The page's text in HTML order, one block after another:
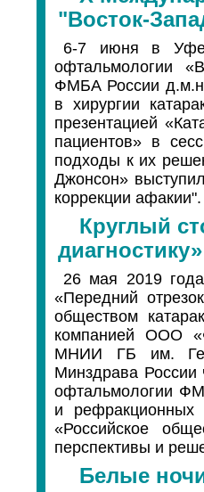
"Восток-
6-7 июня в Уфе
офтальмологии
ФМБА России
в хирургии
презентацией
пациентов» в
подходы к их
Джонсон»
коррекции афакии".
Круглый
диагностику»
26 мая 2019
«Передний
обществом
компанией ООО
МНИИ ГБ им.
Минздрава
офтальмологии
и
«Российское
перспективы и
Белые